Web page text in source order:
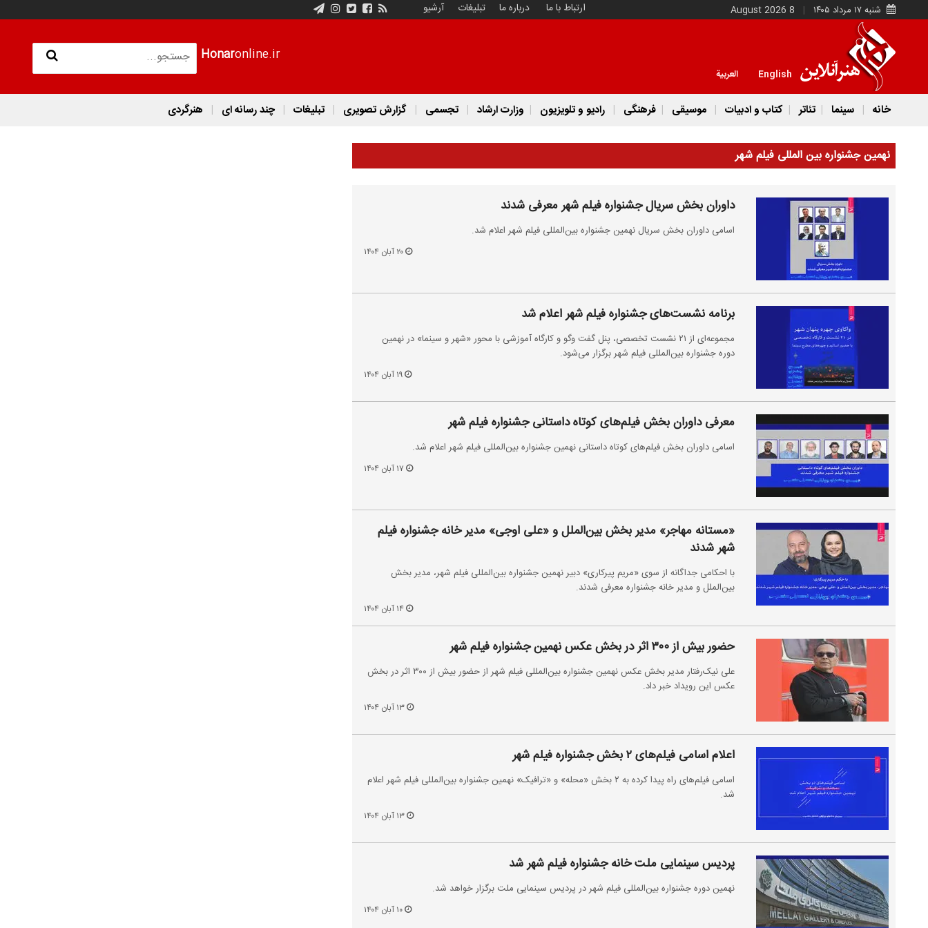
شنبه ۱۷ مرداد ۱۴۰۵ 8 August 2026 ارتباط با ما درباره ما تبلیغات آرشیو
Honaronline.ir
English العربية
خانه سینما تئاتر کتاب و ادبیات موسیقی فرهنگی رادیو و تلویزیون وزارت ارشاد تجسمی گزارش تصویری تبلیغات چند رسانه ای هنرگردی
نهمین جشنواره بین المللی فیلم شهر
داوران بخش سریال جشنواره فیلم شهر معرفی شدند
اسامی داوران بخش سریال نهمین جشنواره بین‌المللی فیلم شهر اعلام شد.
۲۰ آبان ۱۴۰۴
برنامه نشست‌های جشنواره فیلم شهر اعلام شد
مجموعه‌ای از ۲۱ نشست تخصصی، پنل گفت وگو و کارگاه آموزشی با محور «شهر و سینما» در نهمین
دوره جشنواره بین‌المللی فیلم شهر برگزار می‌شود.
۱۹ آبان ۱۴۰۴
معرفی داوران بخش فیلم‌های کوتاه داستانی جشنواره فیلم شهر
اسامی داوران بخش فیلم‌های کوتاه داستانی نهمین جشنواره بین‌المللی فیلم شهر اعلام شد.
«مستانه مهاجر» مدیر بخش بین‌الملل و «علی اوجی» مدیر خانه جشنواره فیلم
شهر شدند
با احکامی جداگانه از سوی «مریم پیرکاری» دبیر نهمین جشنواره بین‌المللی فیلم شهر، مدیر بخش
بین‌الملل و مدیر خانه جشنواره معرفی شدند.
۱۴ آبان ۱۴۰۴
حضور بیش از ۳۰۰ اثر در بخش عکس نهمین جشنواره فیلم شهر
علی نیک‌رفتار مدیر بخش عکس نهمین جشنواره بین‌المللی فیلم شهر از حضور بیش از ۳۰۰ اثر در بخش
عکس این رویداد خبر داد.
۱۳ آبان ۱۴۰۴
اعلام اسامی فیلم‌های ۲ بخش جشنواره فیلم شهر
اسامی فیلم‌های راه پیدا کرده به ۲ بخش «محله» و «ترافیک» نهمین جشنواره بین‌المللی فیلم شهر اعلام
شد.
۱۳ آبان ۱۴۰۴
پردیس سینمایی ملت خانه جشنواره فیلم شهر شد
نهمین دوره جشنواره بین‌المللی فیلم شهر در پردیس سینمایی ملت برگزار خواهد شد.
۱۰ آبان ۱۴۰۴